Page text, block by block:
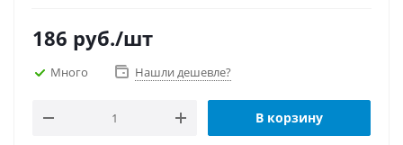
186 руб./шт
Много Нашли дешевле?
В корзину